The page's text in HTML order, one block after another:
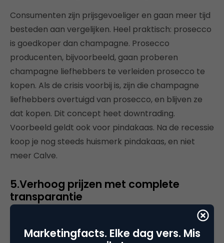
Consumenten zijn prijsgevoeliger en gaan meer tijd
besteden aan vergelijken. Heel praktisch: prosecco
is goedkoper dan champagne. Prosecco
producenten, bijvoorbeeld, gaan proberen
champagne liefhebbers te verleiden prosecco te
kopen. Als de crisis voorbij is, zijn die champagne
liefhebbers overtuigd van prosecco, en blijven ze
dat kopen. Dit concept heet downtrading.
Voorbeeld geldt ook voor pindakaas. Na de recessie
koop je nog steeds huismerk pindakaas, en niet
meer Calve.
5.Verhoog prijzen met complete
transparantie
“De Consumentenbond is er toch”, zegt Rijks. Je kan
verpakkingshoeveelheden wijzigen (en aan
Marketingfacts. Elke dag vers. Mis